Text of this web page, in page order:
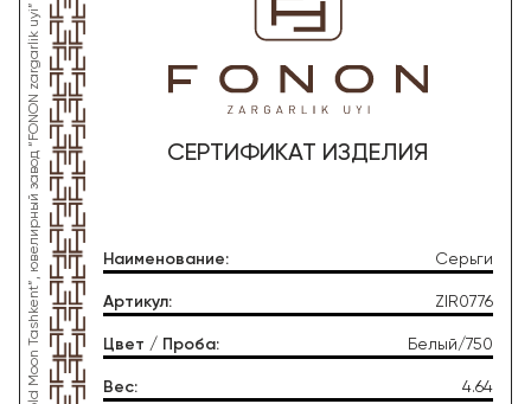
СЕРТИФИКАТ ИЗДЕЛИЯ
Наименование: Серьги
Артикул: ZIR0776
Цвет / Проба: Белый/750
Вес: 4.64